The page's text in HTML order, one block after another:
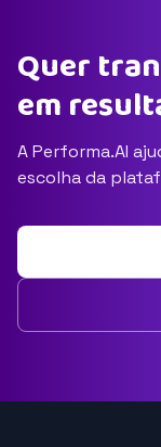
Quer
em
A Performa.AI
escolha da